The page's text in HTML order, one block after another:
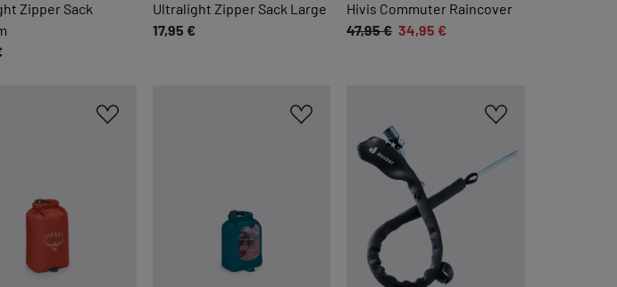
einwandfreie Funktion dieses
anzeigen
Zipper Sack
Ultralight Zipper Sack Large
17,95 €
Hivis Commuter Raincover
47,95 € 34,95 €